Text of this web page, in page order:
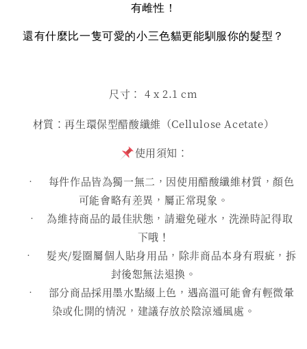
有雌性！
還有什麼比一隻可愛的小三色貓更能馴服你的髮型？
尺寸： 4 x 2.1 cm
材質：再生環保型醋酸纖維（Cellulose Acetate）
使用須知：
• 每件作品皆為獨一無二，因使用醋酸纖維材質，顏色
可能會略有差異，屬正常現象。
• 為維持商品的最佳狀態，請避免碰水，洗澡時記得取
下哦！
• 髮夾/髮圈屬個人貼身用品，除非商品本身有瑕疵，拆
封後恕無法退換。
• 部分商品採用墨水點綴上色，遇高溫可能會有輕微暈
染或化開的情況，建議存放於陰涼通風處。